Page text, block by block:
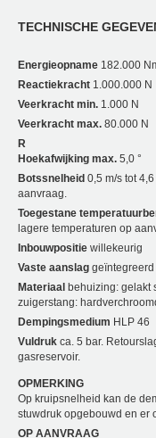
TECHNISCHE
Energieopname 182.000
Reactiekracht 1.000.000 N
Veerkracht min. 1.000 N
Veerkracht max. 80.000 N
R
Hoekafwijking max. 5,0 °
Botssnelheid 0,5 m/s tot
aanvraag.
Toegestane
lagere temperaturen op
Inbouwpositie willekeurig
Vaste aanslag geïntegreerd
Materiaal behuizing: gelakt
zuigerstang:
Dempingsmedium HLP 46
Vuldruk ca. 5 bar.
gasreservoir.
OPMERKING
Op kruipsnelheid kan de
stuwdruk opgebouwd en er
OP AANVRAAG